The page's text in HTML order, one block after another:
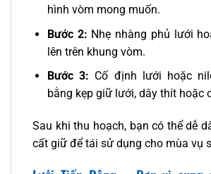
hình vòm mong muốn.
Bước 2: Nhẹ nhàng phủ lưới
lên trên khung vòm.
Bước 3: Cố định lưới hoặc
bằng kẹp giữ lưới, dây thít hoặc
Sau khi thu hoạch, bạn có thể dễ
cất giữ để tái sử dụng cho mùa vụ